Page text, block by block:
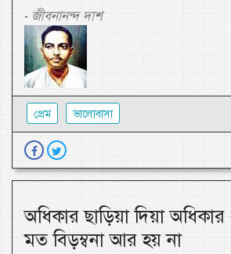
- জীবনানন্দ দাশ
প্রেম ভালোবাসা
অধিকার ছাড়িয়া দিয়া অধিকার
মত বিড়ম্বনা আর হয় না